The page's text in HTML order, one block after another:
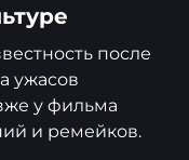
после
ужасов
у фильма
и ремейков.